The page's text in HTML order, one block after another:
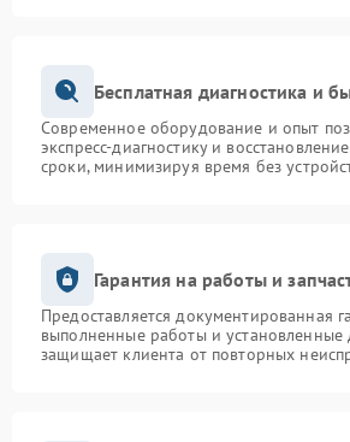
Бесплатная диагностика и
Современное оборудование и опыт
экспресс-диагностику и
сроки, минимизируя время без
Гарантия на работы и
Предоставляется документированная
выполненные работы и установленные
защищает клиента от повторных